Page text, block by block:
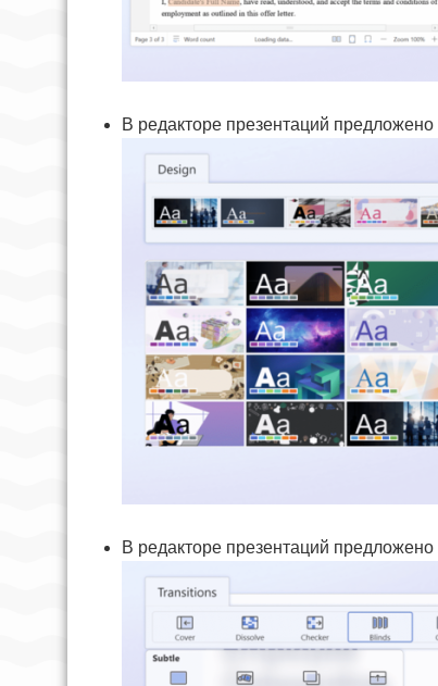
В редакторе презентаций
В редакторе презентаций